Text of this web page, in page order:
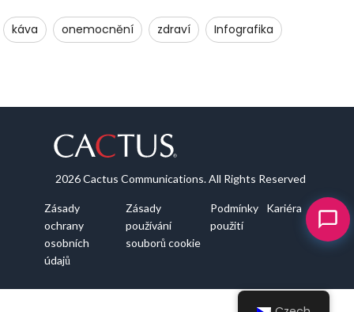
káva onemocnění zdraví Infografika
2026 Cactus Communications. All Rights Reserved
Zásady
ochrany
osobních
údajů
Zásady
používání
souborů cookie
Podmínky
použití
Kariéra